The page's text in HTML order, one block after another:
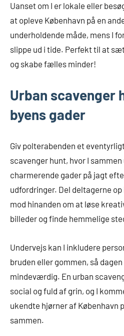
Uanset om I er lokale eller
at opleve København på en
underholdende måde, mens I
slippe ud i tide. Perfekt til at
og skabe fælles minder!
Urban scavenger
byens gader
Giv polterabenden et
scavenger hunt, hvor I
charmerende gader på jagt
udfordringer. Del deltagerne op
mod hinanden om at løse
billeder og finde hemmelige
Undervejs kan I inkludere
bruden eller gommen, så
mindeværdig. En urban
social og fuld af grin, og I
ukendte hjørner af København
sammen.